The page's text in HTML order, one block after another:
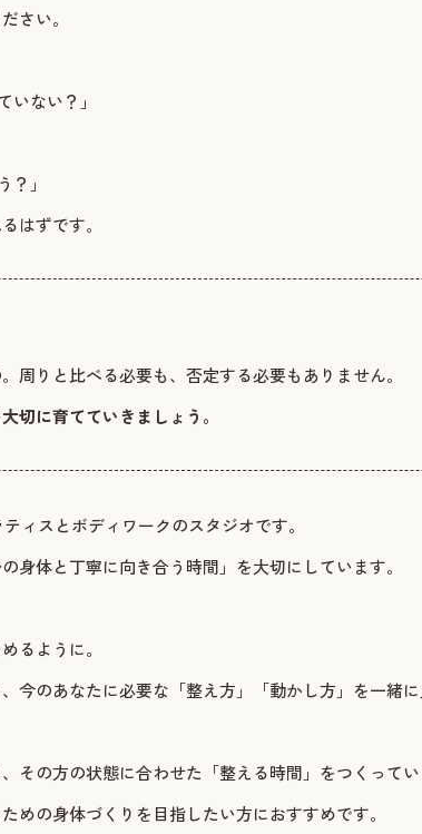
さい。
ない？」
」
はずです。
周りと比べる必要も、否定する必要もありません。
切に育てていきましょう。
ィスとボディワークのスタジオです。
身体と丁寧に向き合う時間」を大切にしています。
るように。
今のあなたに必要な「整え方」「動かし方」を一緒に
その方の状態に合わせた「整える時間」をつくって
めの身体づくりを目指したい方におすすめです。